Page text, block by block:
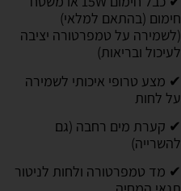
חימום (בהתאם למלאי)
(לשמירה על טמפרטורה יציבה
לעיכול ובריאות)
✔ מצע טרופי איכותי לשמירה
על לחות
✔ קערת מים רחבה (גם
להשרייה)
✔ מד טמפרטורה ולחות לניטור